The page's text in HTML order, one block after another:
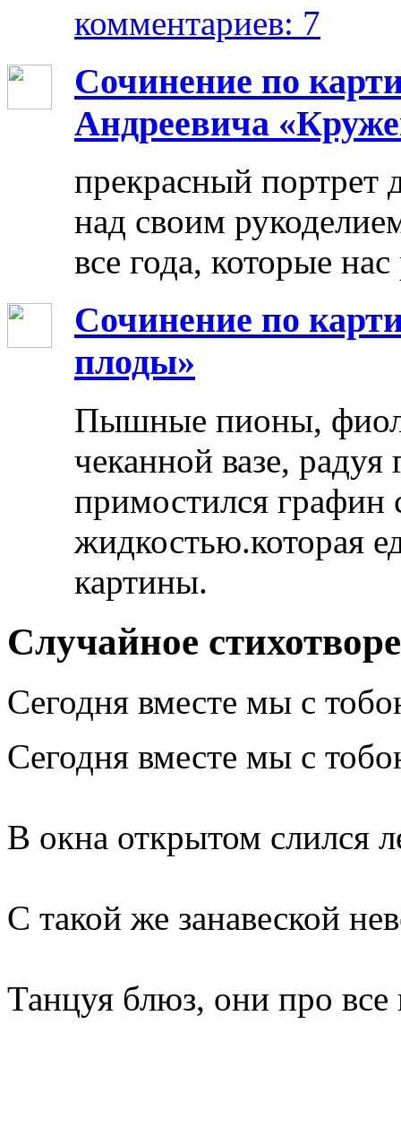
комментариев: 7
Сочинение по
Андреевича
прекрасный портрет
над своим
все года, которые
Сочинение по
плоды»
Пышные пионы,
чеканной вазе,
примостился графин
жидкостью.которая
картины.
Случайное
Сегодня вместе мы с
Сегодня вместе мы с
В окна открытом слился
С такой же занавеской
Танцуя блюз, они про все